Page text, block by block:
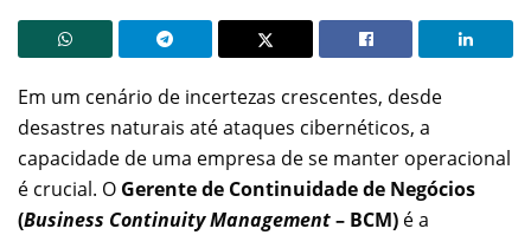
Em um cenário de incertezas crescentes, desde
desastres naturais até ataques cibernéticos, a
capacidade de uma empresa de se manter operacional
é crucial. O Gerente de Continuidade de Negócios
(Business Continuity Management– BCM) é a